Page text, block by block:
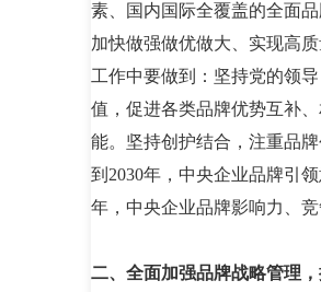
素、国内国际全覆盖的全面
加快做强做优做大、实现高质
工作中要做到：坚持党的领
值，促进各类品牌优势互补
能。坚持创护结合，注重品
到2030年，中央企业品牌引
年，中央企业品牌影响力、
二、全面加强品牌战略管理